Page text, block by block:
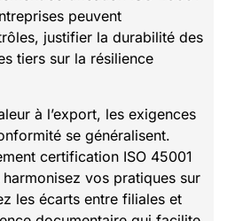
peuvent
justifier la durabilité des
tiers sur la résilience
à l’export, les exigences
se généralisent.
certification ISO 45001
vos pratiques sur
les écarts entre filiales et